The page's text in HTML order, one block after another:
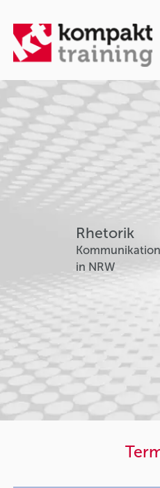
Rhetorik
Kommunikation
in NRW